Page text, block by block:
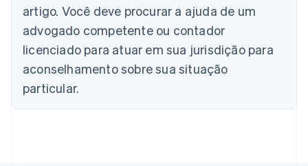
artigo. Você deve procurar a ajuda de um
advogado competente ou contador
licenciado para atuar em sua jurisdição para
aconselhamento sobre sua situação
particular.
Canadá
EnglishFrançais
China continental
简体中文English
Chipre
English
Croácia
EnglishItaliano